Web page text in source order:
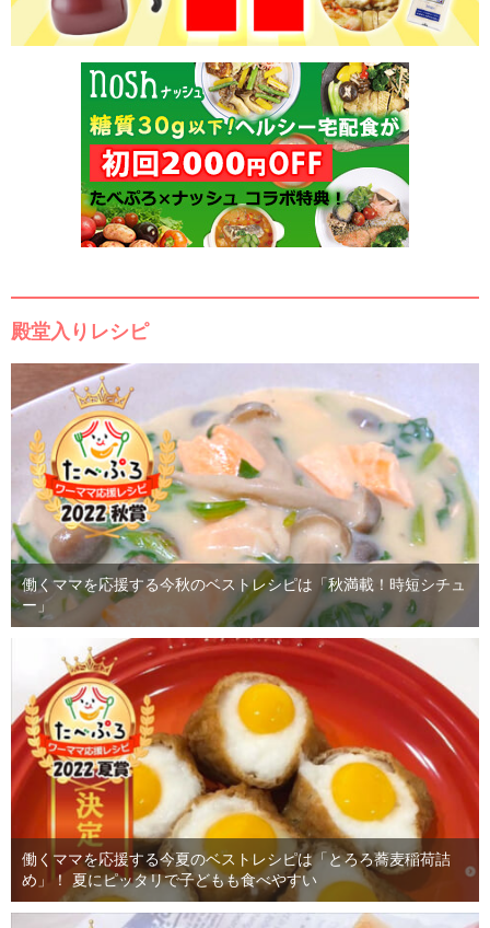
殿堂入りレシピ
働くママを応援する今秋のベストレシピは「秋満載！時短シチュ
ー」
働くママを応援する今夏のベストレシピは「とろろ蕎麦稲荷詰
め」！ 夏にピッタリで子どもも食べやすい